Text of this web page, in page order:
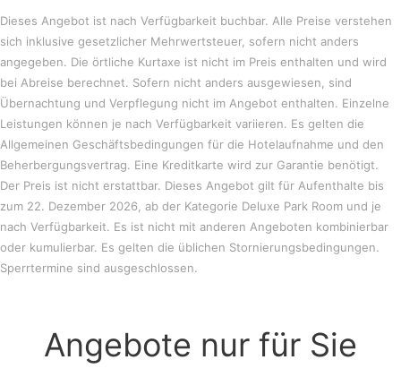
Dieses Angebot ist nach Verfügbarkeit buchbar. Alle Preise verstehen
sich inklusive gesetzlicher Mehrwertsteuer, sofern nicht anders
angegeben. Die örtliche Kurtaxe ist nicht im Preis enthalten und wird
bei Abreise berechnet. Sofern nicht anders ausgewiesen, sind
Übernachtung und Verpflegung nicht im Angebot enthalten. Einzelne
Leistungen können je nach Verfügbarkeit variieren. Es gelten die
Allgemeinen Geschäftsbedingungen für die Hotelaufnahme und den
Beherbergungsvertrag. Eine Kreditkarte wird zur Garantie benötigt.
Der Preis ist nicht erstattbar. Dieses Angebot gilt für Aufenthalte bis
zum 22. Dezember 2026, ab der Kategorie Deluxe Park Room und je
nach Verfügbarkeit. Es ist nicht mit anderen Angeboten kombinierbar
oder kumulierbar. Es gelten die üblichen Stornierungsbedingungen.
Sperrtermine sind ausgeschlossen.
Angebote nur für Sie